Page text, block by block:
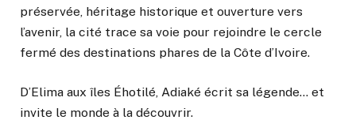
préservée, héritage historique et ouverture vers
l’avenir, la cité trace sa voie pour rejoindre le cercle
fermé des destinations phares de la Côte d’Ivoire.
D’Elima aux îles Éhotilé, Adiaké écrit sa légende… et
invite le monde à la découvrir.